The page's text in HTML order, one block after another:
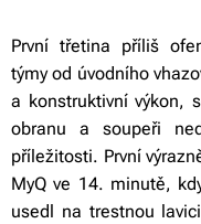
První třetina příliš
týmy od úvodního
a konstruktivní výkon,
obranu a soupeři
příležitosti. První
MyQ ve 14. minutě,
usedl na trestnou